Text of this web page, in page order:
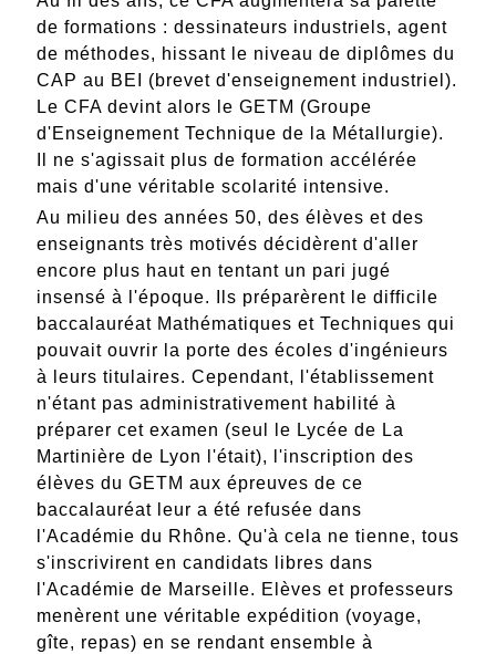
de formations : dessinateurs industriels, agent
de méthodes, hissant le niveau de diplômes du
CAP au BEI (brevet d'enseignement industriel).
Le CFA devint alors le GETM (Groupe
d'Enseignement Technique de la Métallurgie).
Il ne s'agissait plus de formation accélérée
mais d'une véritable scolarité intensive.
Au milieu des années 50, des élèves et des
enseignants très motivés décidèrent d'aller
encore plus haut en tentant un pari jugé
insensé à l'époque. Ils préparèrent le difficile
baccalauréat Mathématiques et Techniques qui
pouvait ouvrir la porte des écoles d'ingénieurs
à leurs titulaires. Cependant, l'établissement
n'étant pas administrativement habilité à
préparer cet examen (seul le Lycée de La
Martinière de Lyon l'était), l'inscription des
élèves du GETM aux épreuves de ce
baccalauréat leur a été refusée dans
l'Académie du Rhône. Qu'à cela ne tienne, tous
s'inscrivirent en candidats libres dans
l'Académie de Marseille. Elèves et professeurs
menèrent une véritable expédition (voyage,
gîte, repas) en se rendant ensemble à